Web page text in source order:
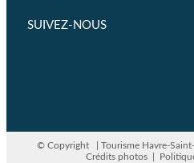
SUIVEZ-NOUS
© Copyright
| Tourisme Havre-
Crédits photos